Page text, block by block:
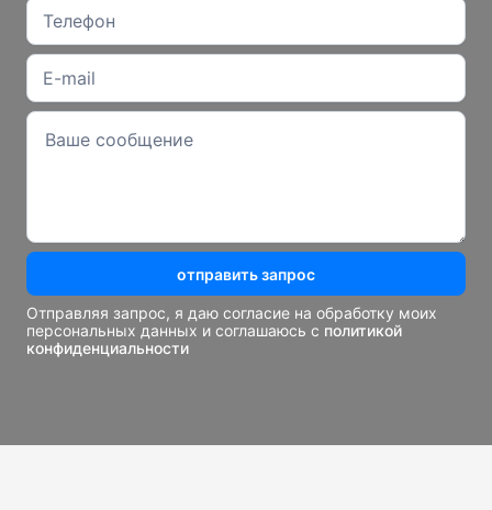
отправить запрос
Отправляя запрос, я даю согласие на обработку моих
персональных данных и соглашаюсь с политикой
конфиденциальности